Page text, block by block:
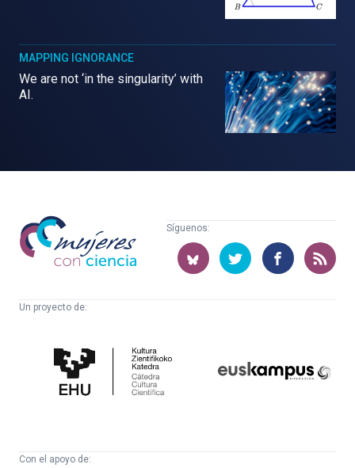
MAPPING IGNORANCE
We are not ‘in the singularity’ with
AI.
Mujeres
con
ciencia
Síguenos:
Un proyecto de:
Cultura
Científica
Con el apoyo de: